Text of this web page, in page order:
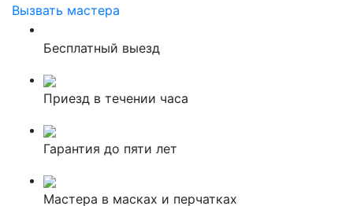
Вызвать мастера
Бесплатный выезд
Приезд в течении часа
Гарантия до пяти лет
Мастера в масках и перчатках